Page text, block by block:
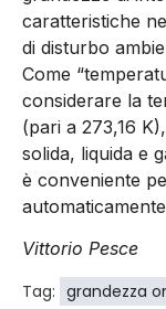
caratteristiche
di disturbo
Come
considerare la
(pari a 273,16
solida, liquida e
è conveniente
Vittorio Pesce
Tag: grandezza